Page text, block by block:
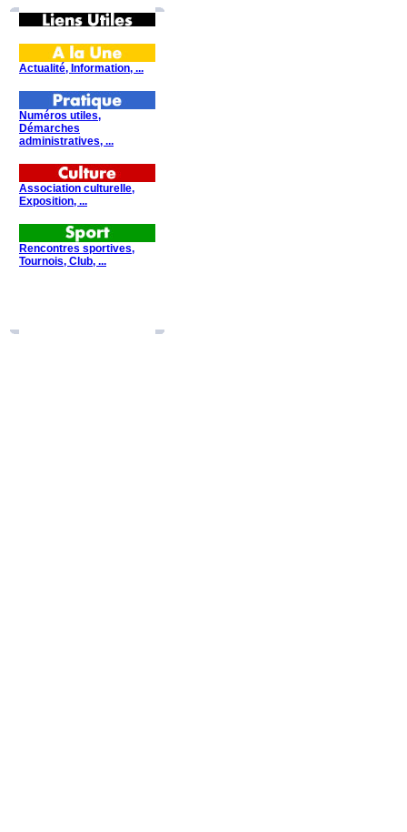
Actualité, Information, ...
Numéros utiles,
Démarches
administratives, ...
Association culturelle,
Exposition, ...
Rencontres sportives,
Tournois, Club, ...